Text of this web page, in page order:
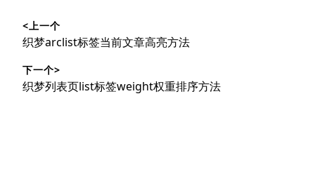
章
导
航
<上一个
上
文
章：
织梦arclist标签当前文章高亮方法
下一个>
下
织梦列表页list标签weight权重排序方法